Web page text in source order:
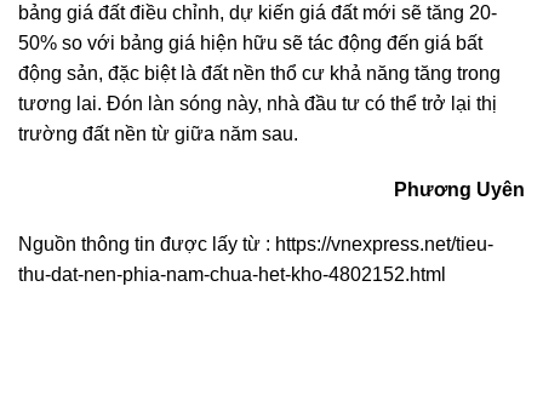
bảng giá đất điều chỉnh, dự kiến giá đất mới sẽ tăng 20-
50% so với bảng giá hiện hữu sẽ tác động đến giá bất
động sản, đặc biệt là đất nền thổ cư khả năng tăng trong
tương lai. Đón làn sóng này, nhà đầu tư có thể trở lại thị
trường đất nền từ giữa năm sau.
Phương Uyên
Nguồn thông tin được lấy từ : https://vnexpress.net/tieu-
thu-dat-nen-phia-nam-chua-het-kho-4802152.html